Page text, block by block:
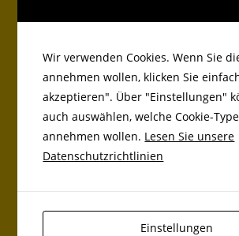
Kreisbücherei
Markt Bibarter Grundschüler als
Wir verwenden Cookies. Wenn Sie
annehmen wollen, klicken Sie
akzeptieren". Über "Einstellungen"
auch auswählen, welche Cookie-
annehmen wollen. Lesen Sie unsere
Datenschutzrichtlinien
Einstellungen